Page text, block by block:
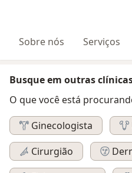
Sobre nós Serviços
Busque em outras
O que você está
Ginecologista
Cirurgião